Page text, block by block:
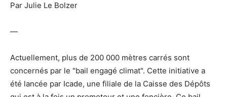
Par Julie Le Bolzer
—
Actuellement, plus de 200 000 mètres carrés sont
concernés par le "bail engagé climat". Cette initiative a
été lancée par Icade, une filiale de la Caisse des Dépôts